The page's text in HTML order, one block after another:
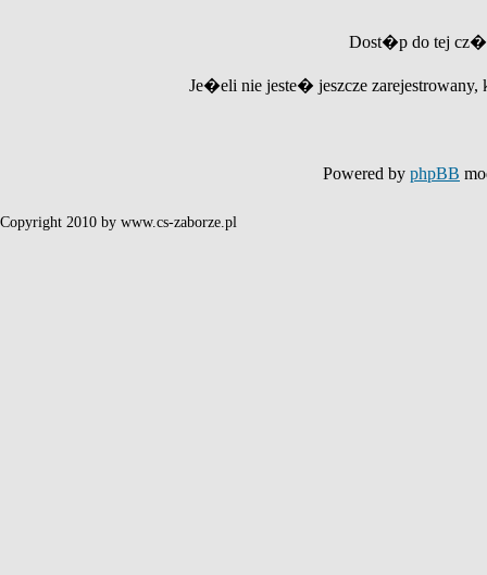
Dost�p do tej
Je�eli nie jeste� jeszcze
Powered by phpBB
Copyright 2010 by www.cs-zaborze.pl